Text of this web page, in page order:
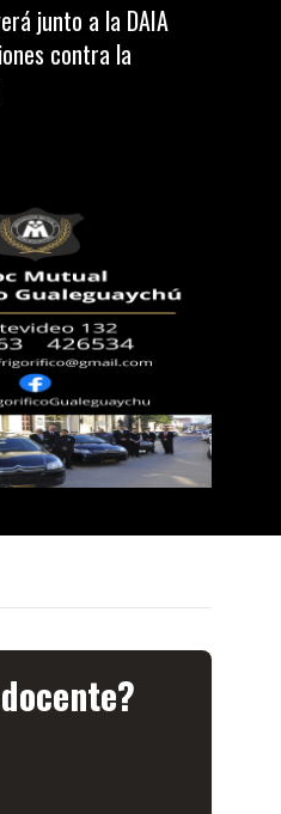
junto a la DAIA
contra la